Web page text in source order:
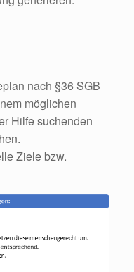
nach §36 SGB
möglichen
Hilfe suchenden
Ziele bzw.